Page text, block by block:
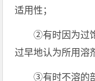
适用性；
②有时因为过
过早地认为所用溶
③有时不溶的